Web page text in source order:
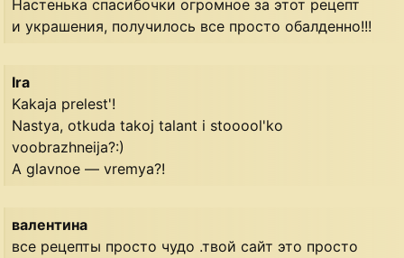
Настенька спасибочки огромное за этот рецепт
и украшения, получилось все просто обалденно!!!
Ira
Kakaja prelest'!
Nastya, otkuda takoj talant i stooool'ko
voobrazhneija?:)
A glavnoe — vremya?!
валентина
все рецепты просто чудо .твой сайт это просто